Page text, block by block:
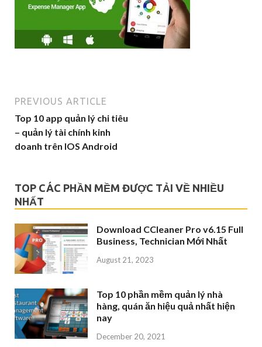
PREVIOUS ARTICLE
Top 10 app quản lý chi tiêu
– quản lý tài chính kinh
doanh trên IOS Android
TOP CÁC PHẦN MỀM ĐƯỢC TẢI VỀ NHIỀU
NHẤT
Download CCleaner Pro v6.15 Full
Business, Technician Mới Nhất
August 21, 2023
Top 10 phần mềm quản lý nhà
hàng, quán ăn hiệu quả nhất hiện
nay
December 20, 2021